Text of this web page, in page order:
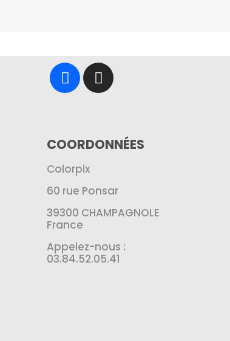
COORDONNÉES
Colorpix
60 rue Ponsar
39300 CHAMPAGNOLE
France
Appelez-nous :
03.84.52.05.41